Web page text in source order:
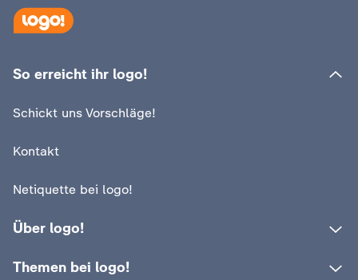
So erreicht ihr logo!
Schickt uns Vorschläge!
Kontakt
Netiquette bei logo!
Über logo!
Themen bei logo!